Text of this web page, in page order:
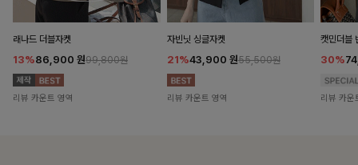
래나드 더블자켓
13%86,900 원99,800원
리뷰 카운트 영역
자빈닛 싱글자켓
21%43,900 원55,500원
리뷰 카운트 영역
캣민더블
30%
리뷰 카운